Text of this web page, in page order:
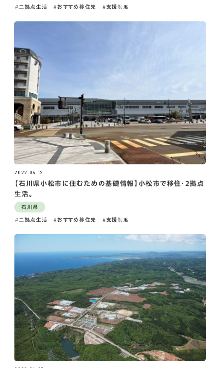
二拠点生活 おすすめ移住先 支援制度
2022.05.12
【石川県小松市に住むための基礎情報】小松市で移住・2拠点
生活。
石川県
二拠点生活 おすすめ移住先 支援制度